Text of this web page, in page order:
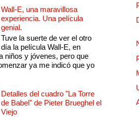
Wall-E, una maravillosa
experiencia. Una película
genial.
Tuve la suerte de ver el otro
día la película Wall-E, en
niños y jóvenes, pero que
ya me indicó que yo
Detalles del cuadro "La Torre
de Babel" de Pieter Brueghel el
Viejo